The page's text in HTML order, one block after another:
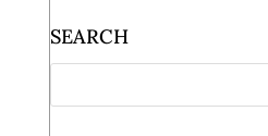
SEARCH